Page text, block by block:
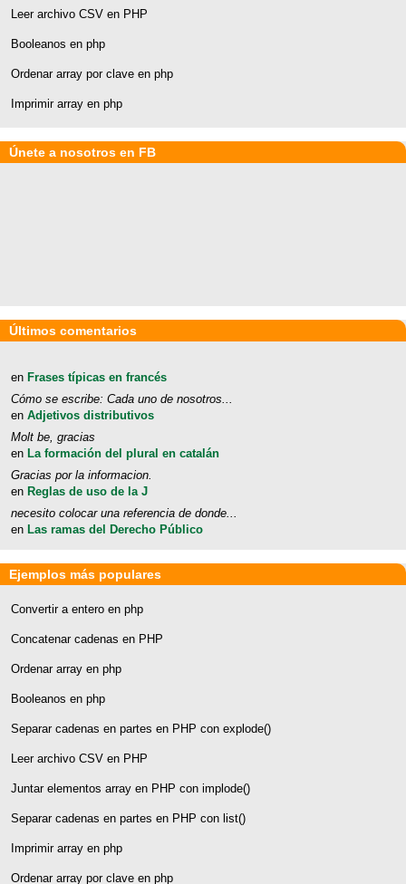
Leer archivo CSV en PHP
Booleanos en php
Ordenar array por clave en php
Imprimir array en php
Únete a nosotros en FB
Últimos comentarios
en Frases típicas en francés
Cómo se escribe: Cada uno de nosotros...
en Adjetivos distributivos
Molt be, gracias
en La formación del plural en catalán
Gracias por la informacion.
en Reglas de uso de la J
necesito colocar una referencia de donde...
en Las ramas del Derecho Público
Ejemplos más populares
Convertir a entero en php
Concatenar cadenas en PHP
Ordenar array en php
Booleanos en php
Separar cadenas en partes en PHP con explode()
Leer archivo CSV en PHP
Juntar elementos array en PHP con implode()
Separar cadenas en partes en PHP con list()
Imprimir array en php
Ordenar array por clave en php